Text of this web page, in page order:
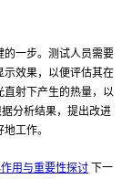
一步。测试人员需要
效果，以便评估其在
射下产生的热量，以
分析结果，提出改进
工作。
用与重要性探讨 下一